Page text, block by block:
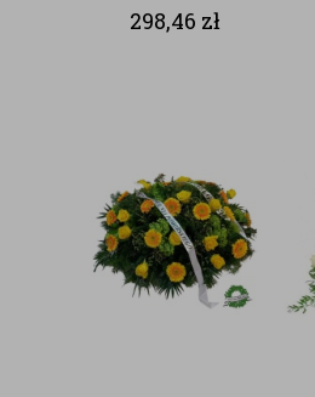
RÓŻE - KWIATY
298,46 zł